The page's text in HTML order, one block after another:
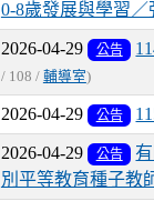
0-8歲發展與學習
2026-04-29 公告
/ 108 / 輔導室)
2026-04-29 公告
2026-04-29 公告
別平等教育種子教